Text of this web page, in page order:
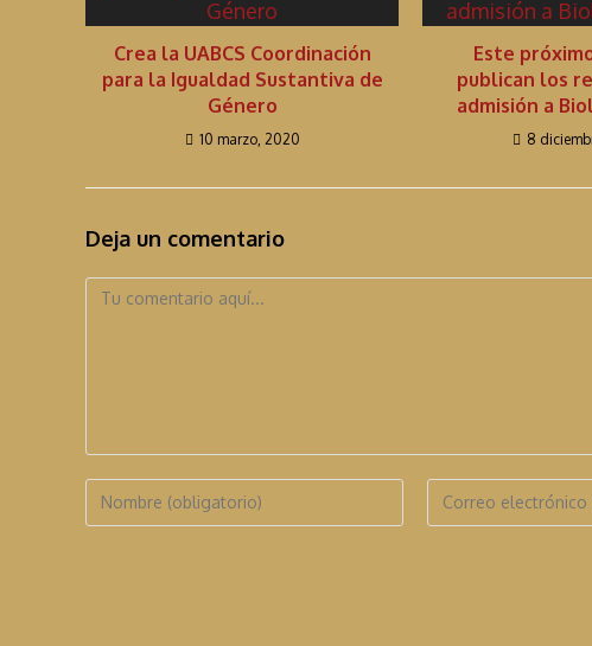
o
Crea la UABCS Coordinación
para la Igualdad Sustantiva de
Género
10 marzo, 2020
Este
publican los
admisión a
8
Deja un comentario